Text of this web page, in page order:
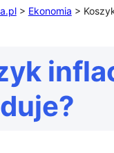
> Ekonomia >